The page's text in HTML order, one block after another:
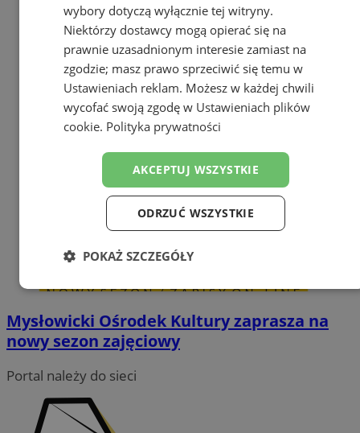
Mysłowicki Ośrodek Kultury zaprasza na
nowy sezon zajęciowy
Portal należy do sieci
wybory dotyczą wyłącznie tej witryny.
Niektórzy dostawcy mogą opierać się na
prawnie uzasadnionym interesie zamiast na
zgodzie; masz prawo sprzeciwić się temu w
Ustawieniach reklam. Możesz w każdej chwili
wycofać swoją zgodę w Ustawieniach plików
cookie. Polityka prywatności
AKCEPTUJ WSZYSTKIE
ODRZUĆ WSZYSTKIE
POKAŻ SZCZEGÓŁY
Niezbędne Wydajność Targetowanie
Funkcjonalność